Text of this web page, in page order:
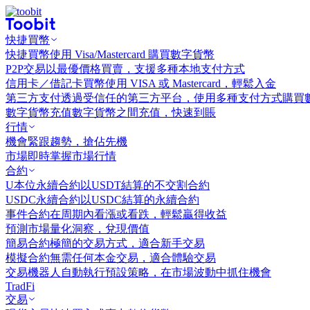
快捷買幣
快捷買幣使用 Visa/Mastercard 購買數字貨幣
P2P交易 以最優價格買賣，支援多種本地支付方式
信用卡／借記卡買幣使用 VISA 或 Mastercard，輕鬆入金
第三方支付透過受信任的第三方平台，使用多種支付方式購買
數字貨幣充值數字貨幣之間充值，快速到賬
行情
機會緊跟趨勢，搶佔先機
市場即時掌握市場行情
合約
U本位永續合約 以USDT結算的不交割合約
USDC永續合約 以USDC結算的永續合約
事件合約在周期內看漲或看跌，輕鬆贏得收益
預測市場量化洞察，兌現價值
簡易合約極簡的交易方式，適合新手交易
模擬合約無需任何本金交易，適合體驗交易
交易機器人 自動執行預設策略，在市場波動中抓住機會
TradFi
交易